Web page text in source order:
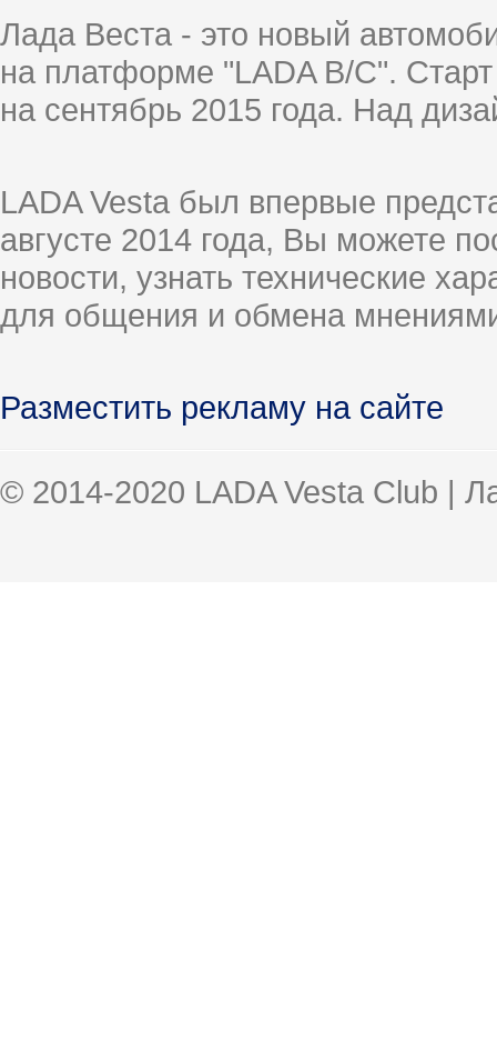
Лада Веста - это новый
на платформе "LADA B/C".
на сентябрь 2015 года. Над
LADA Vesta был впервые
августе 2014 года, Вы можете
новости, узнать технические
для общения и обмена
Разместить рекламу на сайте
© 2014-2020 LADA Vesta Club |